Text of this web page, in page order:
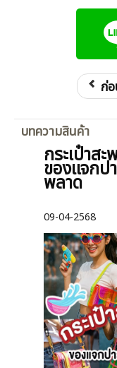
ก่
บทความสินค้า
กระเป๋าส
ของแจกป
พลาด
09-04-2568